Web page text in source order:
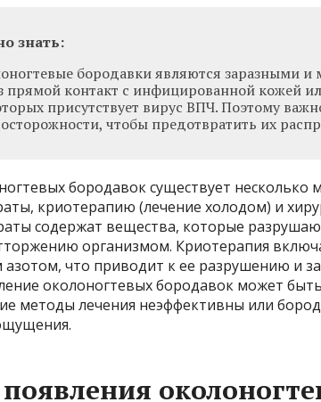
знать:
бородавки являются заразными и
прямой контакт с инфицированной кожей
присутствует вирус ВПЧ. Поэтому
чтобы предотвратить их
бородавок существует несколько
криотерапию (лечение холодом) и
содержат вещества, которые
организмом. Криотерапия
что приводит к ее разрушению и
околоногтевых бородавок может
методы лечения неэффективны или